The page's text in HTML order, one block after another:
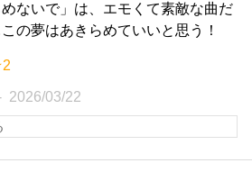
めないで」は、エモくて素敵な曲だ
の夢はあきらめていいと思う！
2026/03/22